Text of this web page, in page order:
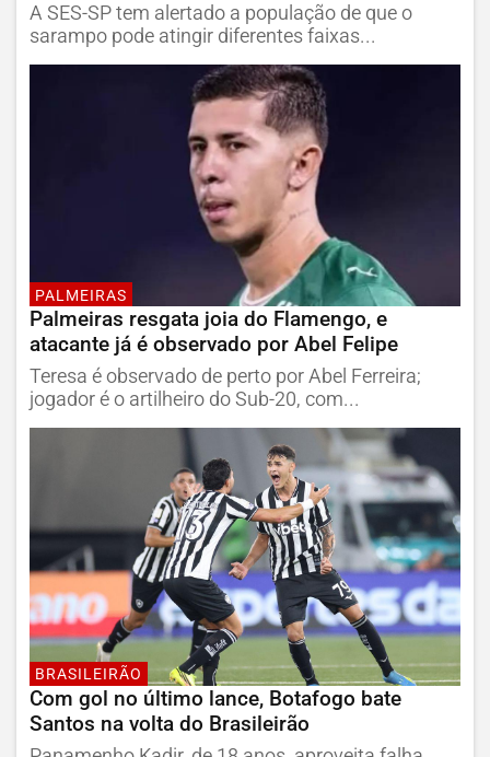
A SES-SP tem alertado a população de que o
sarampo pode atingir diferentes faixas...
PALMEIRAS
Palmeiras resgata joia do Flamengo, e
atacante já é observado por Abel Felipe
Teresa é observado de perto por Abel Ferreira;
jogador é o artilheiro do Sub-20, com...
BRASILEIRÃO
Com gol no último lance, Botafogo bate
Santos na volta do Brasileirão